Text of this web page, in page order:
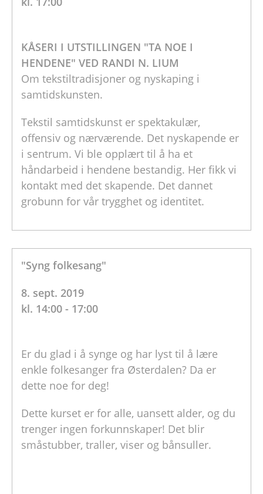
KÅSERI I UTSTILLINGEN "TA NOE I
HENDENE" VED RANDI N. LIUM
Om tekstiltradisjoner og nyskaping i
samtidskunsten.
Tekstil samtidskunst er spektakulær,
offensiv og nærværende. Det nyskapende er
i sentrum. Vi ble opplært til å ha et
håndarbeid i hendene bestandig. Her fikk vi
kontakt med det skapende. Det dannet
grobunn for vår trygghet og identitet.
"Syng folkesang"
8. sept. 2019
kl. 14:00 - 17:00
Er du glad i å synge og har lyst til å lære
enkle folkesanger fra Østerdalen? Da er
dette noe for deg!
Dette kurset er for alle, uansett alder, og du
trenger ingen forkunnskaper! Det blir
småstubber, traller, viser og bånsuller.